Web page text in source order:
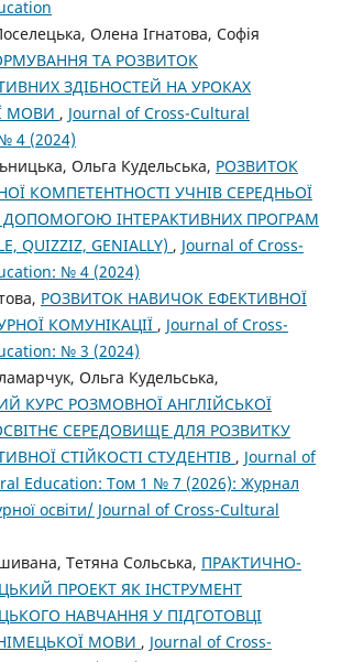
Олена Ігнатова, Софія
ТА РОЗВИТОК
ЗДІБНОСТЕЙ НА УРОКАХ
МОВИ , Journal of Cross-Cultural
4 (2024)
Ольга Кудельська, РОЗВИТОК
КОМПЕТЕНТНОСТІ УЧНІВ СЕРЕДНЬОЇ
ІНТЕРАКТИВНИХ ПРОГРАМ
QUIZZIZ, GENIALLY) , Journal of Cross-
№ 4 (2024)
РОЗВИТОК НАВИЧОК ЕФЕКТИВНОЇ
КОМУНІКАЦІЇ , Journal of Cross-
№ 3 (2024)
Ольга Кудельська,
КУРС РОЗМОВНОЇ АНГЛІЙСЬКОЇ
СЕРЕДОВИЩЕ ДЛЯ РОЗВИТКУ
СТІЙКОСТІ СТУДЕНТІВ , Journal of
Education: Том 1 № 7 (2026): Журнал
освіти/ Journal of Cross-Cultural
Тетяна Сольська, ПРАКТИЧНО-
ПРОЕКТ ЯК ІНСТРУМЕНТ
НАВЧАННЯ У ПІДГОТОВЦІ
МОВИ , Journal of Cross-